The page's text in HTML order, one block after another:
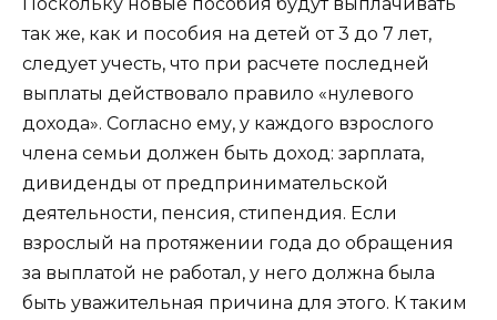
так же, как и пособия на детей от 3 до 7 лет,
следует учесть, что при расчете последней
выплаты действовало правило «нулевого
дохода». Согласно ему, у каждого взрослого
члена семьи должен быть доход: зарплата,
дивиденды от предпринимательской
деятельности, пенсия, стипендия. Если
взрослый на протяжении года до обращения
за выплатой не работал, у него должна была
быть уважительная причина для этого. К таким